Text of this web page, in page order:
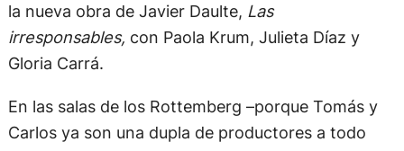
la nueva obra de Javier Daulte, Las
irresponsables, con Paola Krum, Julieta Díaz y
Gloria Carrá.
En las salas de los Rottemberg –porque Tomás y
Carlos ya son una dupla de productores a todo